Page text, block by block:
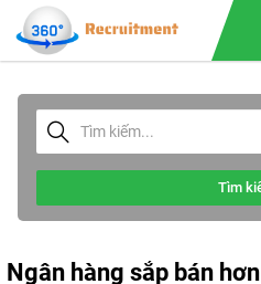
Tìm
Ngân hàng sắp bán